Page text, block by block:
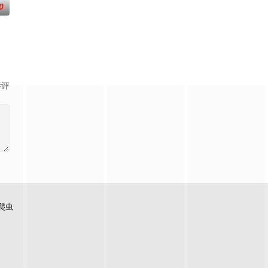
，却在细节中屡露破绽
妈妈只好使出了她的魔法。
虫